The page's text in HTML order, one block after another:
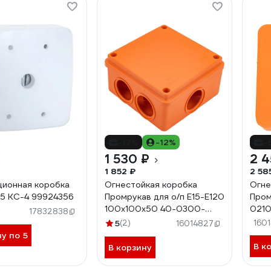
коробка
КС-4 99924356
17832838
по 5
-12%
1 530 ₽
1 852 ₽
Огнестойкая коробка
Промрукав для о/п Е15-Е120
100х100х50 40-0300-
FR1.5-4
5(2) 16014827
В корзину
2
2
В